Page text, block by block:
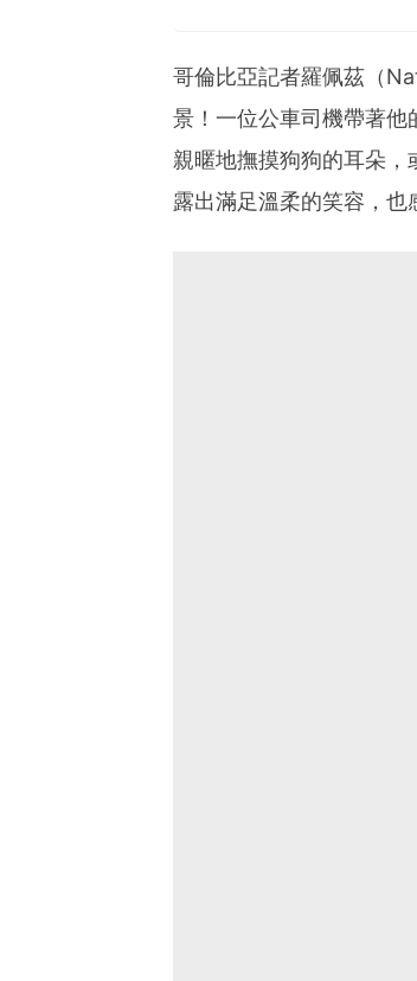
哥倫比亞記者羅佩茲（
景！一位公車司機帶著他
親暱地撫摸狗狗的耳朵，
露出滿足溫柔的笑容，也